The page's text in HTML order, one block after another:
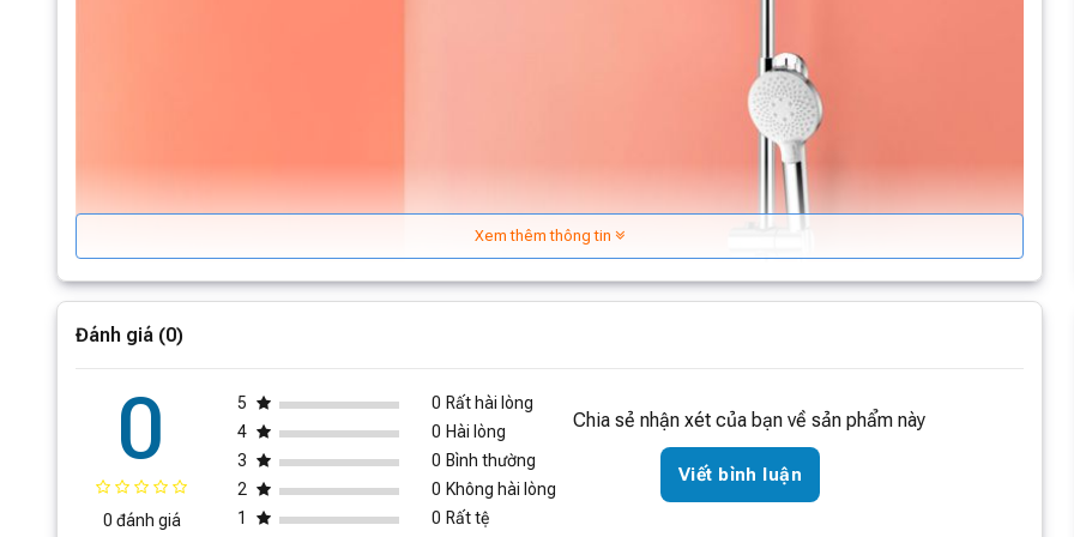
Xem thêm thông tin
Đánh giá (0)
0
0 đánh giá
5 0 Rất hài lòng
4
0 Hài lòng
3
0 Bình thường
2
0 Không hài lòng
1
0 Rất tệ
Chia sẻ nhận xét của bạn về sản phẩm này
Viết bình luận